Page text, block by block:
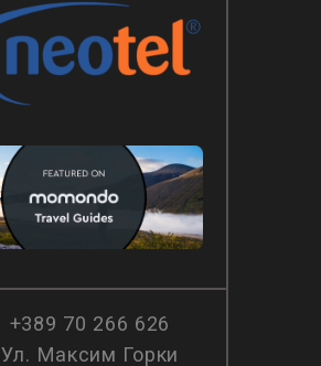
+389 70 266 626
Ул. Максим Горки